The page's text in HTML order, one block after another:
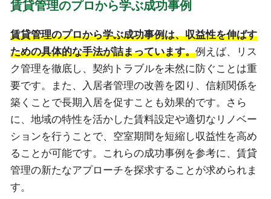
賃貸管理のプロから学ぶ成功事例
賃貸管理のプロから学ぶ成功事例は、収益性を伸ばす
ための具体的な手法が詰まっています。例えば、リス
ク管理を徹底し、契約トラブルを未然に防ぐことは重
要です。また、入居者管理の改善を図り、信頼関係を
築くことで長期入居を促すことも効果的です。さら
に、地域の特性を活かした賃料設定や適切なリノベー
ションを行うことで、空室期間を短縮し収益性を高め
ることが可能です。これらの成功事例を参考に、賃貸
管理の新たなアプローチを探求することが求められま
す。